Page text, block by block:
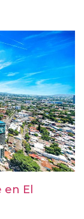
en El